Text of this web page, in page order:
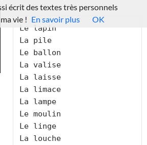
Le lapin
La pile
Le ballon
La valise
La laisse
La limace
La lampe
Le moulin
Le linge
La louche
écrit des textes très personnels
vie ! En savoir plus OK